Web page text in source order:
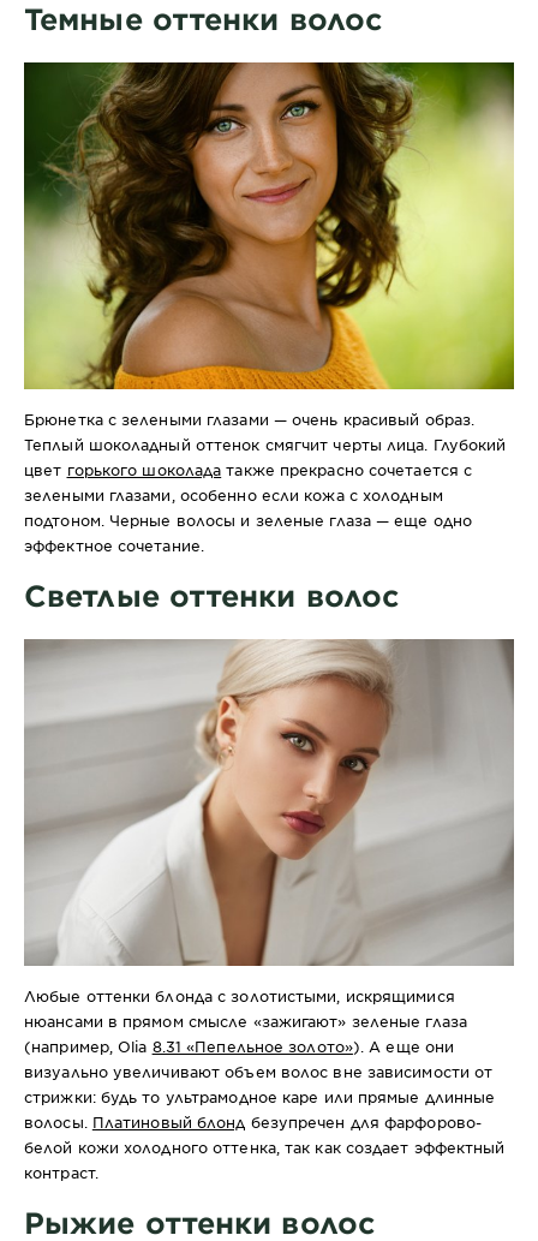
Темные оттенки волос
Брюнетка с зелеными глазами — очень красивый образ.
Теплый шоколадный оттенок смягчит черты лица. Глубокий
цвет горького шоколада также прекрасно сочетается с
зелеными глазами, особенно если кожа с холодным
подтоном. Черные волосы и зеленые глаза — еще одно
эффектное сочетание.
Светлые оттенки волос
Любые оттенки блонда с золотистыми, искрящимися
нюансами в прямом смысле «зажигают» зеленые глаза
(например, Olia 8.31 «Пепельное золото»). А еще они
визуально увеличивают объем волос вне зависимости от
стрижки: будь то ультрамодное каре или прямые длинные
волосы. Платиновый блонд безупречен для фарфорово-
белой кожи холодного оттенка, так как создает эффектный
контраст.
Рыжие оттенки волос